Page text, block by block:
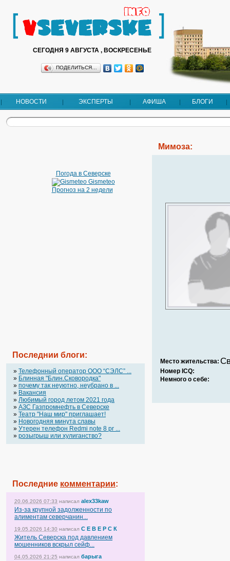
СЕГОДНЯ 9 АВГУСТА , ВОСКРЕСЕНЬЕ
ПОДЕЛИТЬСЯ…
НОВОСТИ ЭКСПЕРТЫ АФИША БЛОГИ
Погода в Северске
Gismeteo
Прогноз на 2 недели
Последнии блоги:
» Телефонный оператор OOO “СЭЛС” ...
» Блинная "Блин.Сковородка"
» почему так неуютно, неубрано в ...
» Вакансия
» Любимый город летом 2021 года
» АЗС Газпромнефть в Северске
» Театр "Наш мир" приглашает!
» Новогодняя минута славы
» Утерен телефон Redmi note 8 pr ...
» розыгрыш или хулиганство?
Последние комментарии:
20.06.2026 07:33 написал alex33kaw
Из-за крупной задолженности по
алиментам северчанин...
19.05.2026 14:30 написал С Е В Е Р С К
Житель Северска под давлением
мошенников вскрыл сейф...
04.05.2026 21:25 написал барыга
Мимоза:
Место жительства:
Номер ICQ:
Немного о себе: